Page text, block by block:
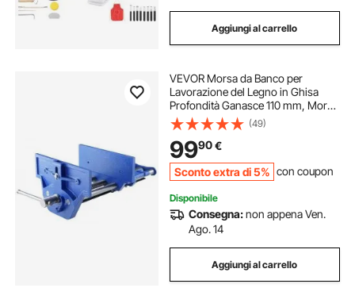
Aggiungi al carrello
VEVOR Morsa da Banco per
Lavorazione del Legno in Ghisa
Profondità Ganasce 110 mm, Morsa
per Lavorazione Legno da Banco
Larghezza max. 335 mm, Morsa
per Legno in Ghisa Forza di
Serraggio max. 11 KN
(49)
9990€
Sconto extra di 5% con coupon
Disponibile
Consegna:non appena Ven.
Ago. 14
Aggiungi al carrello